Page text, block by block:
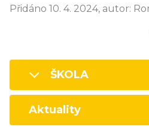
Přidáno 10. 4. 2024, autor:
ŠKOLA
Aktuality